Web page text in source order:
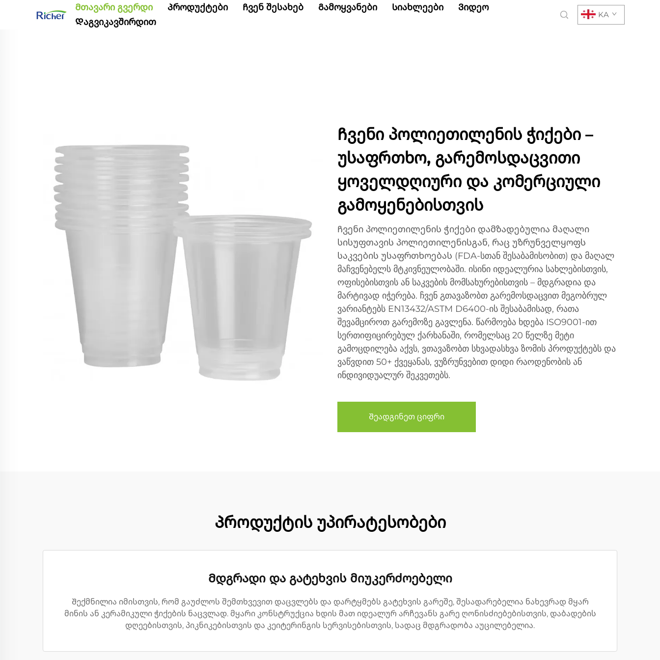
Მთავარი გვერდი Პროდუქტები Ჩვენ შესახებ Გამოყვანები Სიახლეები
Ვიდეო
Დაგვიკავშირდით
KA
Ჩვენი პოლიეთილენის ჭიქები –
უსაფრთხო, გარემოსდაცვითი
ყოველდღიური და კომერციული
გამოყენებისთვის
Ჩვენი პოლიეთილენის ჭიქები დამზადებულია მაღალი
სისუფთავის პოლიეთილენისგან, რაც უზრუნველყოფს
საკვების უსაფრთხოებას (FDA-სთან შესაბამისობით) და მაღალ
მაჩვენებელს მტკივნეულობაში. ისინი იდეალურია სახლებისთვის,
ოფისებისთვის ან საკვების მომსახურებისთვის – მდგრადია და
მარტივად იჭერება. ჩვენ გთავაზობთ გარემოსდაცვით მეგობრულ
ვარიანტებს EN13432/ASTM D6400-ის შესაბამისად, რათა
შევამციროთ გარემოზე გავლენა. წარმოება ხდება ISO9001-ით
სერთიფიცირებულ ქარხანაში, რომელსაც 20 წელზე მეტი
გამოცდილება აქვს, ვთავაზობთ სხვადასხვა ზომის პროდუქტებს და
ვაწვდით 50+ ქვეყანას, ვუზრუნვებით დიდი რაოდენობის ან
ინდივიდუალურ შეკვეთებს.
Შეადგინეთ ციფრი
Პროდუქტის უპირატესობები
Მდგრადი და გატეხვის მიუკერძოებელი
Შექმნილია იმისთვის, რომ გაუძლოს შემთხვევით დაცვლებს და დარტყმებს გატეხვის გარეშე, შესადარებელია ნახევრად მყარ
მინის ან კერამიკული ჭიქების ნაცვლად. მყარი კონსტრუქცია ხდის მათ იდეალურ არჩევანს გარე ღონისძიებებისთვის, დაბადების
დღეებისთვის, პიკნიკებისთვის და კეიტერინგის სერვისებისთვის, სადაც მდგრადობა აუცილებელია.